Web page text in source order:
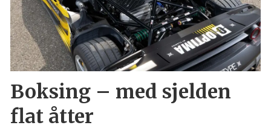
Boksing – med sjelden
flat åtter